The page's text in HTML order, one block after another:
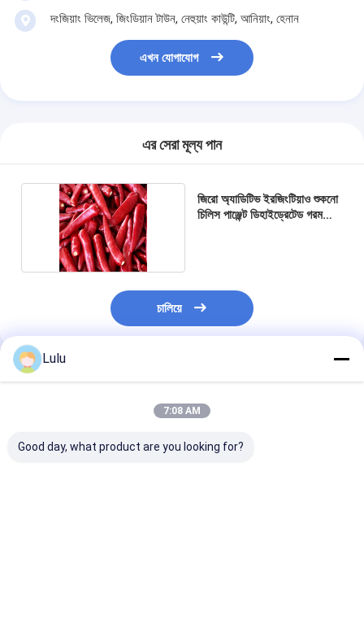
দংজিয়াং ভিলেজ, জিংডিয়ান টাউন, নেহুয়াং কাউন্টি, আনিয়াং, হেনান
এখন যোগাযোগ
এর সেরা মূল্য পান
জিরো অ্যাডিটিভ ইরজিংটিয়াও শুকনো
চিলিস পাঞ্জেন্ট ডিহাইড্রেটেড গরম
চালিয়ে
প্রস্তাবিত পণ্য
Lulu
7:08 AM
Good day, what product are you looking for?